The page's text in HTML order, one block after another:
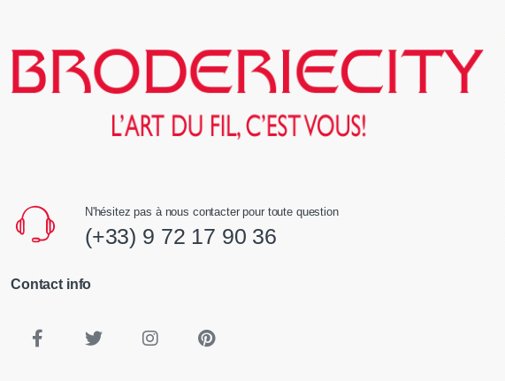
N'hésitez pas à nous contacter pour toute question
(+33) 9 72 17 90 36
Contact info